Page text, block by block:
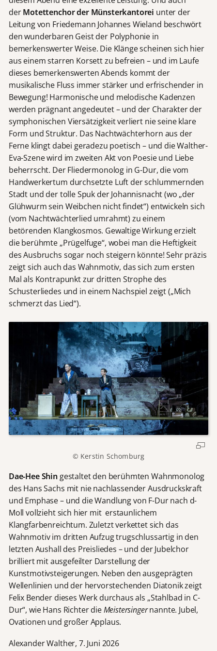
derMotettenchor der Münsterkantorei unter der
Leitung von Friedemann Johannes Wieland beschwört
den wunderbaren Geist der Polyphonie in
bemerkenswerter Weise. Die Klänge scheinen sich hier
aus einem starren Korsett zu befreien – und im Laufe
dieses bemerkenswerten Abends kommt der
musikalische Fluss immer stärker und erfrischender in
Bewegung! Harmonische und melodische Kadenzen
werden prägnant angedeutet – und der Charakter der
symphonischen Viersätzigkeit verliert nie seine klare
Form und Struktur. Das Nachtwächterhorn aus der
Ferne klingt dabei geradezu poetisch – und die Walther-
Eva-Szene wird im zweiten Akt von Poesie und Liebe
beherrscht. Der Fliedermonolog in G-Dur, die vom
Handwerkertum durchsetzte Luft der schlummernden
Stadt und der tolle Spuk der Johannisnacht (wo „der
Glühwurm sein Weibchen nicht findet“) entwickeln sich
(vom Nachtwächterlied umrahmt) zu einem
betörenden Klangkosmos. Gewaltige Wirkung erzielt
die berühmte „Prügelfuge“, wobei man die Heftigkeit
des Ausbruchs sogar noch steigern könnte! Sehr präzis
zeigt sich auch das Wahnmotiv, das sich zum ersten
Mal als Kontrapunkt zur dritten Strophe des
Schusterliedes und in einem Nachspiel zeigt („Mich
schmerzt das Lied“).
© Kerstin Schomburg
Dae-Hee Shin gestaltet den berühmten Wahnmonolog
des Hans Sachs mit nie nachlassender Ausdruckskraft
und Emphase – und die Wandlung von F-Dur nach d-
Moll vollzieht sich hier mit erstaunlichem
Klangfarbenreichtum. Zuletzt verkettet sich das
Wahnmotiv im dritten Aufzug trugschlussartig in den
letzten Aushall des Preisliedes – und der Jubelchor
brilliert mit ausgefeilter Darstellung der
Kunstmotivsteigerungen. Neben den ausgeprägten
Wellenlinien und der hervorstechenden Diatonik zeigt
Felix Bender dieses Werk durchaus als „Stahlbad in C-
Dur“, wie Hans Richter dieMeistersingernannte. Jubel,
Ovationen und großer Applaus.
Alexander Walther, 7. Juni 2026